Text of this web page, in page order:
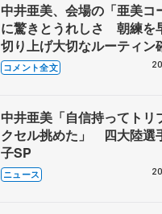
中井亜美、会場の「亜美コ
に驚きとうれしさ 朝練を
切り上げ大切なルーティン
【四大陸選手権女子SP】
コメント全文
中井亜美「自信持ってトリ
クセル挑めた」 四大陸選
子SP
ニュース